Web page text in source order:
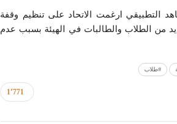
التطبيقي ارغمت الاتحاد على تنظيم وقفة
من الطلاب والطالبات في الهيئة بسبب عدم
#طلاب
1٬771